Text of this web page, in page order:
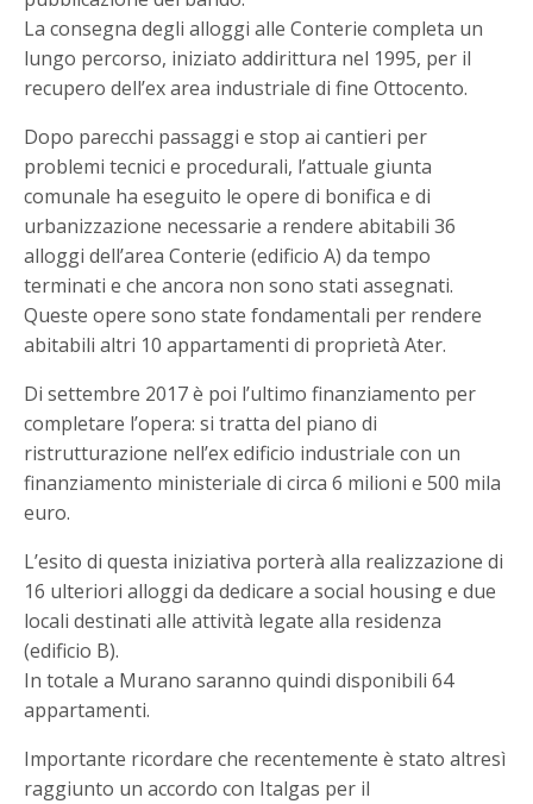
La consegna degli alloggi alle Conterie completa un
lungo percorso, iniziato addirittura nel 1995, per il
recupero dell’ex area industriale di fine Ottocento.
Dopo parecchi passaggi e stop ai cantieri per
problemi tecnici e procedurali, l’attuale giunta
comunale ha eseguito le opere di bonifica e di
urbanizzazione necessarie a rendere abitabili 36
alloggi dell’area Conterie (edificio A) da tempo
terminati e che ancora non sono stati assegnati.
Queste opere sono state fondamentali per rendere
abitabili altri 10 appartamenti di proprietà Ater.
Di settembre 2017 è poi l’ultimo finanziamento per
completare l’opera: si tratta del piano di
ristrutturazione nell’ex edificio industriale con un
finanziamento ministeriale di circa 6 milioni e 500 mila
euro.
L’esito di questa iniziativa porterà alla realizzazione di
16 ulteriori alloggi da dedicare a social housing e due
locali destinati alle attività legate alla residenza
(edificio B).
In totale a Murano saranno quindi disponibili 64
appartamenti.
Importante ricordare che recentemente è stato altresì
raggiunto un accordo con Italgas per il